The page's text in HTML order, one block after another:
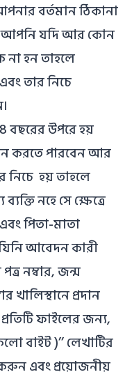
বর্তমান ঠিকানা
আপনি যদি আর কোন
না হন তাহলে
তার নিচে
বছরের উপরে হয়
করতে পারবেন আর
হয় তাহলে
নহে সে ক্ষেত্রে
পিতা-মাতা
আবেদন কারী
নম্বার, জন্ম
খালিস্থানে প্রদান
ফাইলের জন্য,
বাইট )’’ লেখাটির
এবং প্রয়োজনীয়